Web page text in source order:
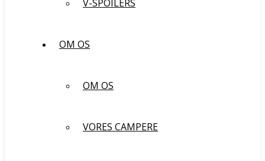
V-SPOILERS
OM OS
OM OS
VORES CAMPERE